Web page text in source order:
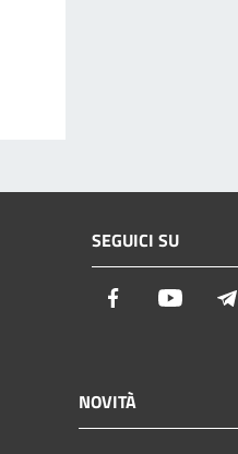
SEGUICI SU
Facebook Youtube
NOVITÀ